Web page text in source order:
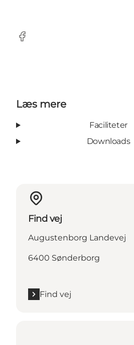
Facebook
Læs mere
Faciliteter
Downloads
Find vej
Augustenborg Landevej
6400 Sønderborg
Find vej